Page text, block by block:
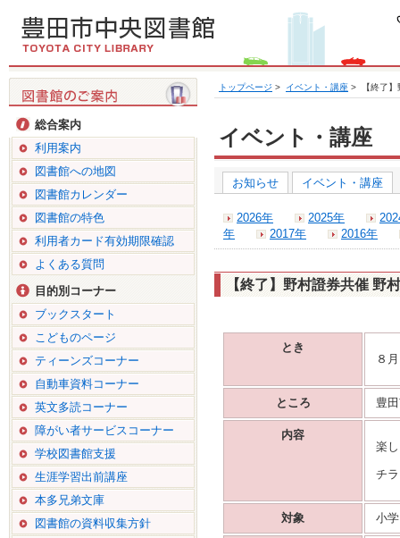
総合案内
利用案内
図書館への地図
図書館カレンダー
図書館の特色
利用者カード有効期限確認
よくある質問
目的別コーナー
ブックスタート
こどものページ
ティーンズコーナー
自動車資料コーナー
英文多読コーナー
障がい者サービスコーナー
学校図書館支援
生涯学習出前講座
本多兄弟文庫
図書館の資料収集方針
トップページ > イベント・講座 > 【終了
イベント・講座
お知らせ イベント・講座
2026年 2025年
年
2017年 2016年
【終了】野村證券共催 野
とき
８
ところ 豊
内容
楽
チ
対象 小